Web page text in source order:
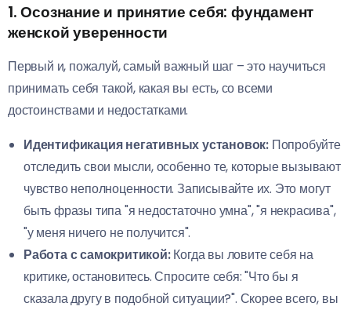
1. Осознание и принятие себя: фундамент
женской уверенности
Первый и, пожалуй, самый важный шаг – это научиться
принимать себя такой, какая вы есть, со всеми
достоинствами и недостатками.
Идентификация негативных установок: Попробуйте
отследить свои мысли, особенно те, которые вызывают
чувство неполноценности. Записывайте их. Это могут
быть фразы типа "я недостаточно умна", "я некрасива",
"у меня ничего не получится".
Работа с самокритикой:Когда вы ловите себя на
критике, остановитесь. Спросите себя: "Что бы я
сказала другу в подобной ситуации?". Скорее всего, вы